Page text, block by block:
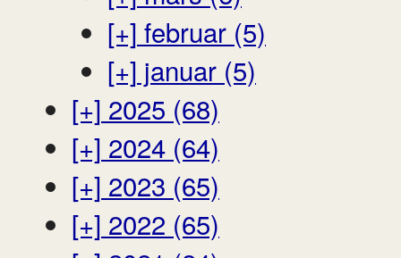
[+] februar (5)
[+] januar (5)
[+] 2025 (68)
[+] 2024 (64)
[+] 2023 (65)
[+] 2022 (65)